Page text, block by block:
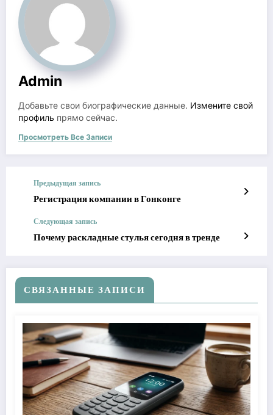
Admin
Добавьте свои биографические данные. Измените свой
профиль прямо сейчас.
Просмотреть Все Записи
Предыдущая запись
Регистрация компании в Гонконге
Следующая запись
Почему раскладные стулья сегодня в тренде
СВЯЗАННЫЕ ЗАПИСИ